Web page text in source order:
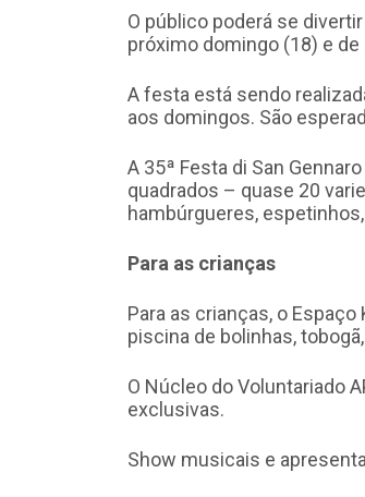
O público poderá se
próximo domingo (18) e
A festa está sendo
aos domingos. São
A 35ª Festa di San
quadrados – quase 20
hambúrgueres,
Para as crianças
Para as crianças, o
piscina de bolinhas,
O Núcleo do Voluntariado
exclusivas.
Show musicais e